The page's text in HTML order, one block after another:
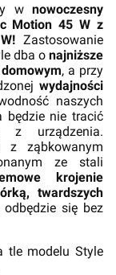
wnowoczesny
Motion 45 W z
Zastosowanie
dba o najniższe
, a przy
wydajności
naszych
będzie nie tracić
z urządzenia.
z ząbkowanym
ze stali
krojenie
twardszych
odbędzie się bez
tle modelu Style